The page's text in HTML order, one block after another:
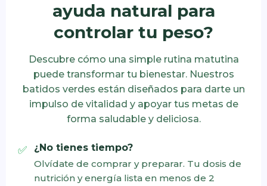
ayuda natural para
controlar tu peso?
Descubre cómo una simple rutina matutina
puede transformar tu bienestar. Nuestros
batidos verdes están diseñados para darte un
impulso de vitalidad y apoyar tus metas de
forma saludable y deliciosa.
¿No tienes tiempo?
Olvídate de comprar y preparar. Tu dosis de
nutrición y energía lista en menos de 2